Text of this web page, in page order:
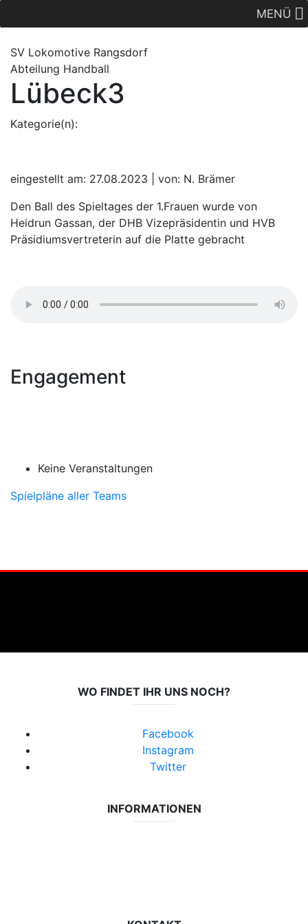
MENÜ
SV Lokomotive Rangsdorf
Abteilung Handball
Lübeck3
Kategorie(n):
eingestellt am: 27.08.2023 | von: N. Brämer
Den Ball des Spieltages der 1.Frauen wurde von
Heidrun Gassan, der DHB Vizepräsidentin und HVB
Präsidiumsvertreterin auf die Platte gebracht
Engagement
Keine Veranstaltungen
Spielpläne aller Teams
WO FINDET IHR UNS NOCH?
Facebook
Instagram
Twitter
INFORMATIONEN